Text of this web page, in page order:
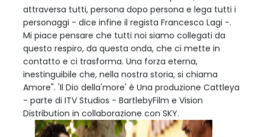
attraversa tutti, persona dopo persona e lega tutti i
personaggi - dice infine il regista Francesco Lagi -.
Mi piace pensare che tutti noi siamo collegati da
questo respiro, da questa onda, che ci mette in
contatto e ci trasforma. Una forza eterna,
inestinguibile che, nella nostra storia, si chiama
Amore". 'Il Dio della'more' è Una produzione Cattleya
- parte di ITV Studios - BartlebyFilm e Vision
Distribution in collaborazione con SKY.